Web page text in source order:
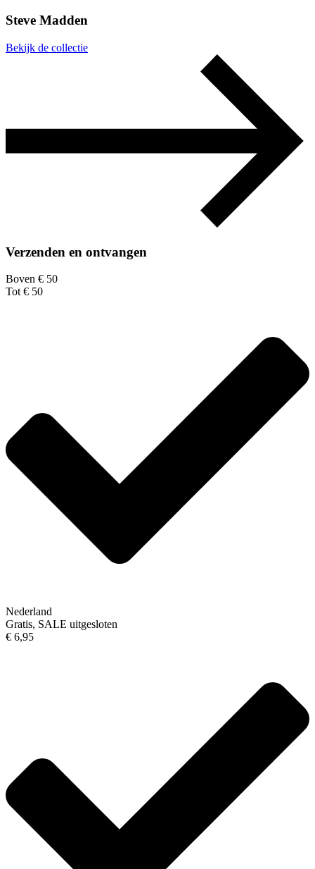
Steve Madden
Bekijk de collectie
Verzenden en ontvangen
Boven € 50
Tot € 50
Nederland
Gratis, SALE uitgesloten
€ 6,95